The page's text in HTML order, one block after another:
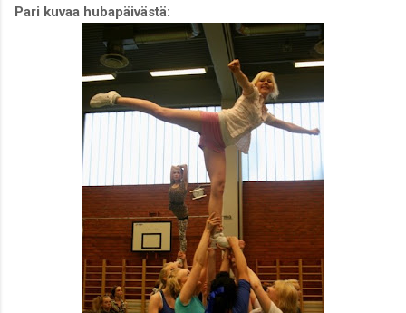
Pari kuvaa hubapäivästä: